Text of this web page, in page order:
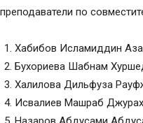
преподаватели по
Хабибов Исламиддин
Бухориева Шабнам
Халилова Дильфуза
Исвалиев Машраб